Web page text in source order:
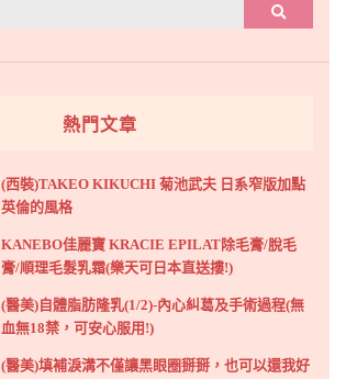
搜尋
熱門文章
(西裝)TAKEO KIKUCHI 菊池武夫 日系窄版加點
英倫的風格
KANEBO佳麗寶 KRACIE EPILAT除毛膏/脫毛
膏/順理毛髮乳霜(樂天可日本直送摟!)
(醫美)自體脂肪隆乳(1/2)-內心糾葛及手術過程(無
血無18禁，可安心服用!)
(醫美)填補淚溝不僅讓黑眼圈掰掰，也可以還我好